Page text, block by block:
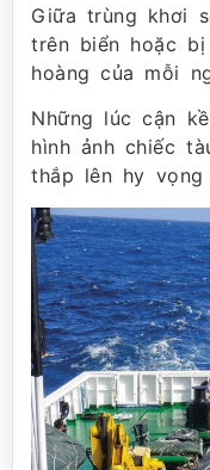
Giữa trùng khơi
trên biển hoặc
hoàng của mỗi
Những lúc cận
hình ảnh chiếc
thắp lên hy